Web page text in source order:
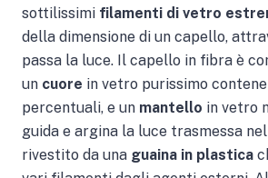
sottilissimi filamenti di vetro
della dimensione di un capello,
passa la luce. Il capello in fibra è
un cuore in vetro purissimo
percentuali, e un mantello in vetro
guida e argina la luce trasmessa
rivestito da una guaina in plastica